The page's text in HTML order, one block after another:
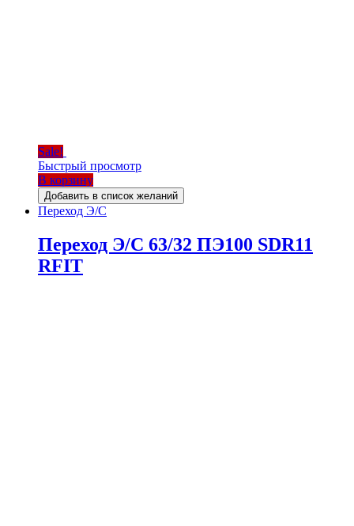
Sale!
Быстрый просмотр
В корзину
Добавить в список желаний
Переход Э/С
Переход Э/С 63/32 ПЭ100 SDR11
RFIT